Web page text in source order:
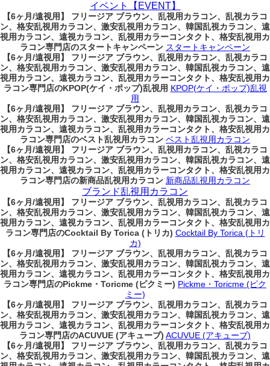
イベント【EVENT】
【6ヶ月/遠視用】 フリージア ブラウン、乱視用カラコン、乱視カラコ
ン、格安乱視用カラコン、激安乱視用カラコン、韓国乱視カラコン、遠
視用カラコン、遠視カラコン、乱視用カラーコンタクト、格安乱視用カ
ラコン専門店のスタートキャンペーン スタートキャンペーン
【6ヶ月/遠視用】 フリージア ブラウン、乱視用カラコン、乱視カラコ
ン、格安乱視用カラコン、激安乱視用カラコン、韓国乱視カラコン、遠
視用カラコン、遠視カラコン、乱視用カラーコンタクト、格安乱視用カ
ラコン専門店のKPOP(ケイ・ポップ)乱視用 KPOP(ケイ・ポップ)乱視
用
【6ヶ月/遠視用】 フリージア ブラウン、乱視用カラコン、乱視カラコ
ン、格安乱視用カラコン、激安乱視用カラコン、韓国乱視カラコン、遠
視用カラコン、遠視カラコン、乱視用カラーコンタクト、格安乱視用カ
ラコン専門店のベスト乱視用カラコン ベスト乱視用カラコン
【6ヶ月/遠視用】 フリージア ブラウン、乱視用カラコン、乱視カラコ
ン、格安乱視用カラコン、激安乱視用カラコン、韓国乱視カラコン、遠
視用カラコン、遠視カラコン、乱視用カラーコンタクト、格安乱視用カ
ラコン専門店の新商品乱視用カラコン 新商品乱視用カラコン
ブランド乱視用カラコン
【6ヶ月/遠視用】 フリージア ブラウン、乱視用カラコン、乱視カラコ
ン、格安乱視用カラコン、激安乱視用カラコン、韓国乱視カラコン、遠
視用カラコン、遠視カラコン、乱視用カラーコンタクト、格安乱視用カ
ラコン専門店のCocktail By Torica (トリカ) Cocktail By Torica (トリ
カ)
【6ヶ月/遠視用】 フリージア ブラウン、乱視用カラコン、乱視カラコ
ン、格安乱視用カラコン、激安乱視用カラコン、韓国乱視カラコン、遠
視用カラコン、遠視カラコン、乱視用カラーコンタクト、格安乱視用カ
ラコン専門店のPickme・Toricme (ピクミー) Pickme・Toricme (ピク
ミー)
【6ヶ月/遠視用】 フリージア ブラウン、乱視用カラコン、乱視カラコ
ン、格安乱視用カラコン、激安乱視用カラコン、韓国乱視カラコン、遠
視用カラコン、遠視カラコン、乱視用カラーコンタクト、格安乱視用カ
ラコン専門店のACUVUE (アキューブ) ACUVUE (アキューブ)
【6ヶ月/遠視用】 フリージア ブラウン、乱視用カラコン、乱視カラコ
ン、格安乱視用カラコン、激安乱視用カラコン、韓国乱視カラコン、遠